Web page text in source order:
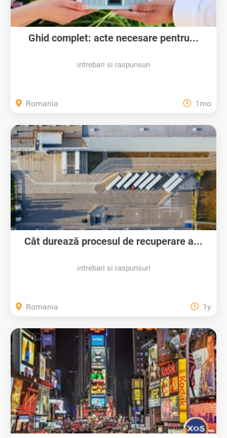
Ghid complet: acte necesare pentru...
intrebari si raspunsuri
Romania 1mo
Cât durează procesul de recuperare a...
intrebari si raspunsuri
Romania 1y